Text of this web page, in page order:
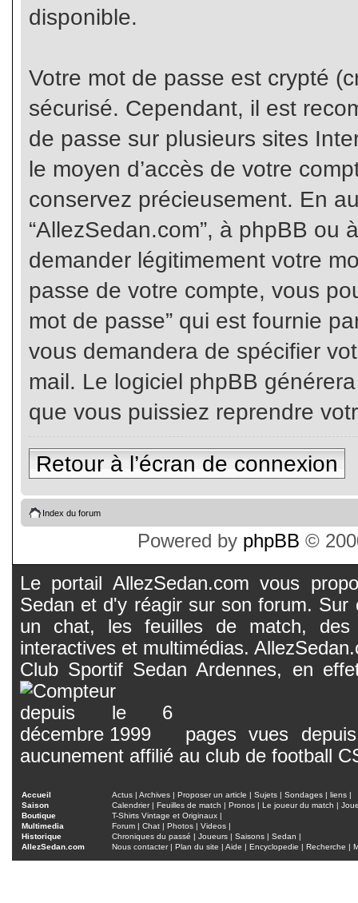
disponible.
Votre mot de passe est crypté
sécurisé. Cependant, il est
de passe sur plusieurs sites
le moyen d’accès de votre
conservez précieusement. En
“AllezSedan.com”, à phpBB ou
demander légitimement votre
passe de votre compte, vous
mot de passe” qui est fournie
vous demandera de spécifier
mail. Le logiciel phpBB
que vous puissiez reprendre
Retour à l’écran de connexion
Index du forum
Powered by phpBB ©
Le portail AllezSedan.com vous
Sedan et d'y réagir sur son forum.
un chat, les feuilles de match, des
interactives et multimédias.
Club Sportif Sedan Ardennes, en
pages vues
aucunement affilié au club de football
Accueil Actus | Archives | Proposer un article | Sujets | Sondages | liens |
Saison
Calendrier| Feuilles de match | Pronos | Le joueur du match |
Boutique
T-Shirts Vintage et Originaux |
Multimedia
Forum | Chat | Photos | Videos |
Historique
Chroniques du passé | Joueurs | Saisons | Sedan |
AllezSedan.com
Nous contacter| Plan du site | Aide | Encyclopedie | Recherche |